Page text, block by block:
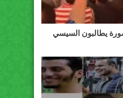
يطالبون السيسي